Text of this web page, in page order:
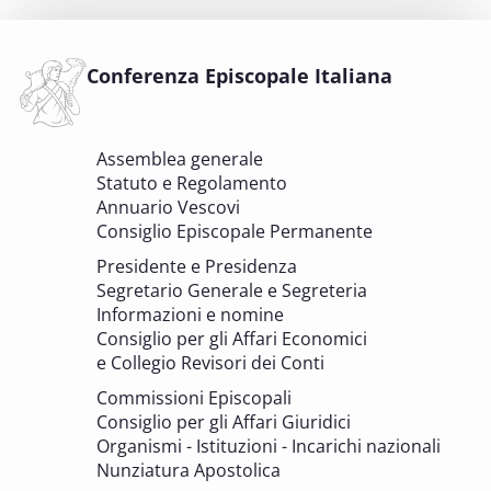
INTERVENTO A FAVORE DEI BENI CULTURALI ECCLESIASTICI E
DELL'EDILIZIA DI CULTO
Giornate di studio Associazione
Archivistica Ecclesiastica - Luoghi di
memoria. Artefici di cultura. Archivi
valorizzazione del patrimonio
BENI CULTURALI E EDILIZIA DI CULTO
7 OTTOBRE 2025
Consulta nazionale Beni culturali e Edilizia
di culto
BENI CULTURALI E EDILIZIA DI CULTO
Conferenza Episcopale Italiana
Assemblea generale
Statuto e Regolamento
Annuario Vescovi
Consiglio Episcopale Permanente
Presidente e Presidenza
Segretario Generale e Segreteria
Informazioni e nomine
Consiglio per gli Affari Economici
e Collegio Revisori dei Conti
Commissioni Episcopali
Consiglio per gli Affari Giuridici
Organismi - Istituzioni - Incarichi nazionali
Nunziatura Apostolica